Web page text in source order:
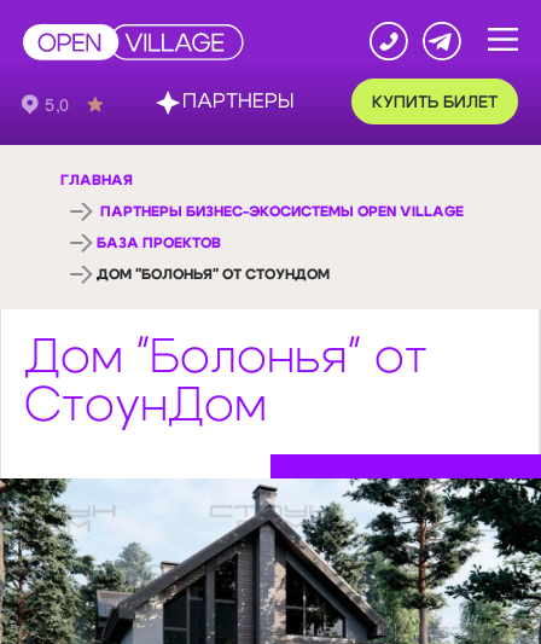
КУПИТЬ БИЛЕТ
ГЛАВНАЯ
ПАРТНЕРЫ БИЗНЕС-ЭКОСИСТЕМЫ OPEN VILLAGE
БАЗА ПРОЕКТОВ
ДОМ "БОЛОНЬЯ" ОТ СТОУНДОМ
Дом "Болонья" от
СтоунДом